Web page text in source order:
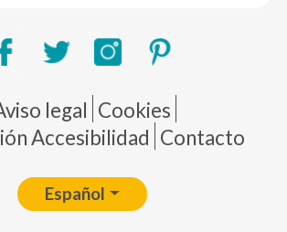
Pie de página
legal Cookies
Accesibilidad Contacto
Español